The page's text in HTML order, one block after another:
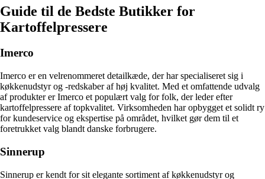
Guide til de Bedste Butikker for
Kartoffelpressere
Imerco
Imerco er en velrenommeret detailkæde, der har specialiseret sig i
køkkenudstyr og -redskaber af høj kvalitet. Med et omfattende udvalg
af produkter er Imerco et populært valg for folk, der leder efter
kartoffelpressere af topkvalitet. Virksomheden har opbygget et solidt ry
for kundeservice og ekspertise på området, hvilket gør dem til et
foretrukket valg blandt danske forbrugere.
Sinnerup
Sinnerup er kendt for sit elegante sortiment af køkkenudstyr og